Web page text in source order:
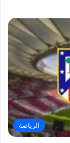
الرياضة